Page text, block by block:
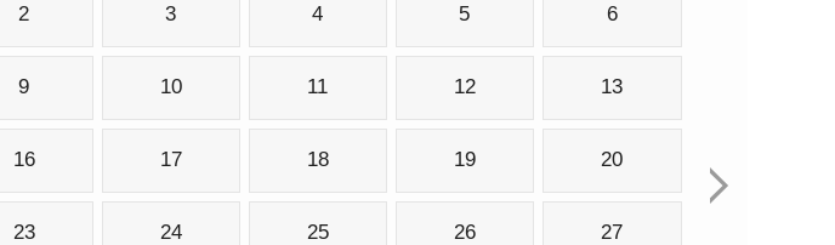
2 3 4 5 6
9 10 11 12 13
16 17 18 19 20
23 24 25 26 27